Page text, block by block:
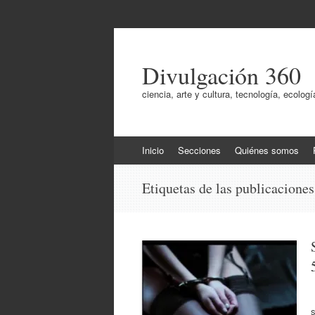
Divulgación 360
ciencia, arte y cultura, tecnología,
al
Inicio Secciones Quiénes somos
Etiquetas de las